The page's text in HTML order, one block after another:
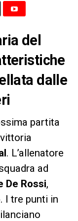
del
dalle
partita
. L’allenatore
ad
De Rossi,
I tre punti in